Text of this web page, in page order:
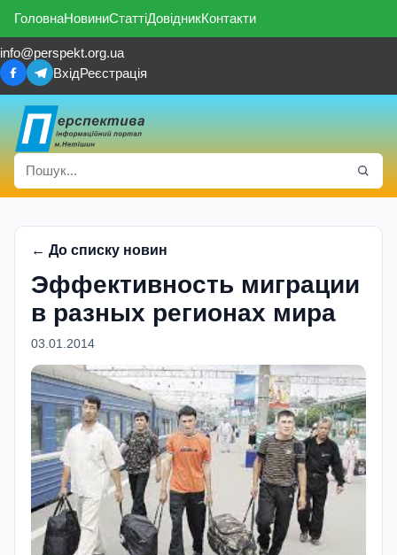
ГоловнаНовиниСтаттіДовідникКонтакти
info@perspekt.org.ua
ВхідРеєстрація
← До списку новин
Эффективность миграции
в разных регионах мира
03.01.2014